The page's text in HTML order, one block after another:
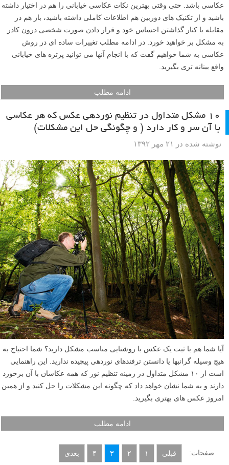
عکاسی باشد. حتی وقتی بهترین نکات عکاسی خیابانی را هم در اختیار داشته
باشید و از تکنیک های دوربین هم اطلاعات کاملی داشته باشید، باز هم در
مقابله با کنار گذاشتن احساس خود و قرار دادن صورت شخصی درون کادر
به مشکل بر خواهید خورد. در ادامه مطلب تغییرات ساده ای در روش
عکاسی به شما خواهیم گفت که با انجام آنها می توانید پرتره های خیابانی
واقع بینانه تری بگیرید.
ادامه مطلب
۱۰ مشکل متداول در تنظیم نوردهی عکس که هر عکاسی
با آن سر و کار دارد ( و چگونگی حل این مشکلات)
نوشته شده در ۲۱ مهر ۱۳۹۲
آیا شما هم با ثبت یک عکس با روشنایی مناسب مشکل دارید؟ شما احتیاج به
هیچ وسیله گرانبها یا دانستن ترفندهای نوردهی پیچیده ندارید. این راهنمایی
است از ۱۰ مشکل متداول در زمینه تنظیم نور که همه عکاسان با آن برخورد
دارند و به شما نشان خواهد داد که چگونه این مشکلات را حل کنید و از همین
امروز عکس های بهتری بگیرید.
ادامه مطلب
صفحات: قبلی ۱ ۲ ۳ ۴ بعدی